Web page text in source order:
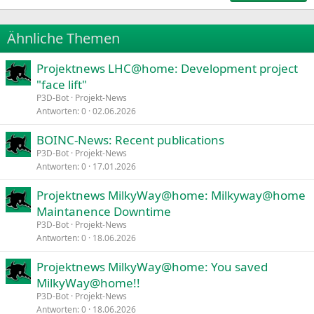
22
26
Times New Roman
Trebuchet MS
Verdana
Ähnliche Themen
Projektnews LHC@home: Development project
"face lift"
P3D-Bot Projekt-News
Antworten 0 02.06.2026
BOINC-News: Recent publications
P3D-Bot Projekt-News
Antworten 0 17.01.2026
Projektnews MilkyWay@home: Milkyway@home
Maintanence Downtime
P3D-Bot Projekt-News
Antworten 0 18.06.2026
Projektnews MilkyWay@home: You saved
MilkyWay@home!!
P3D-Bot Projekt-News
Antworten 0 18.06.2026